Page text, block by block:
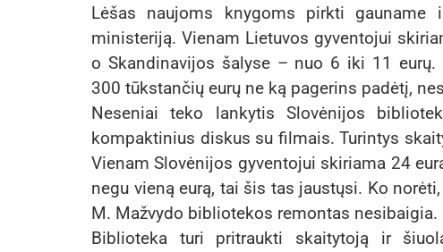
Lėšas naujoms knygoms pirkti gauname
ministeriją. Vienam Lietuvos gyventojui
o Skandinavijos šalyse – nuo 6 iki 11
300 tūkstančių eurų ne ką pagerins padėtį,
Neseniai teko lankytis Slovėnijos
kompaktinius diskus su filmais. Turintys
Vienam Slovėnijos gyventojui skiriama 24
negu vieną eurą, tai šis tas jaustųsi. Ko
M. Mažvydo bibliotekos remontas nesibaigia.
Biblioteka turi pritraukti skaitytoją ir